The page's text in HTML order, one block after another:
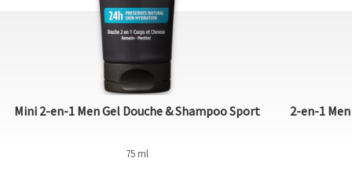
Mini 2-en-1 Men Gel Douche & Shampoo Sport
75 ml
2-en-1